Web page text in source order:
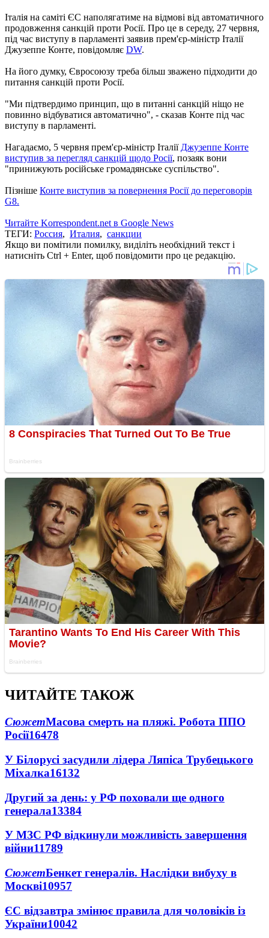
Італія на саміті ЄС наполягатиме на відмові від автоматичного
продовження санкцій проти Росії. Про це в середу, 27 червня,
під час виступу в парламенті заявив прем'єр-міністр Італії
Джузеппе Конте, повідомляє DW.
На його думку, Євросоюзу треба більш зважено підходити до
питання санкцій проти Росії.
"Ми підтвердимо принцип, що в питанні санкцій ніщо не
повинно відбуватися автоматично", - сказав Конте під час
виступу в парламенті.
Нагадаємо, 5 червня прем'єр-міністр Італії Джузеппе Конте
виступив за перегляд санкцій щодо Росії, позаяк вони
"принижують російське громадянське суспільство".
Пізніше Конте виступив за повернення Росії до переговорів
G8.
Читайте Korrespondent.net в Google News
ТЕГИ: Россия, Италия, санкции
Якщо ви помітили помилку, виділіть необхідний текст і
натисніть Ctrl + Enter, щоб повідомити про це редакцію.
ЧИТАЙТЕ ТАКОЖ
СюжетМасова смерть на пляжі. Робота ППО
Росії16478
У Білорусі засудили лідера Ляпіса Трубецького
Міхалка16132
Другий за день: у РФ поховали ще одного
генерала13384
У МЗС РФ відкинули можливість завершення
війни11789
СюжетБенкет генералів. Наслідки вибуху в
Москві10957
ЄС відзавтра змінює правила для чоловіків із
України10042